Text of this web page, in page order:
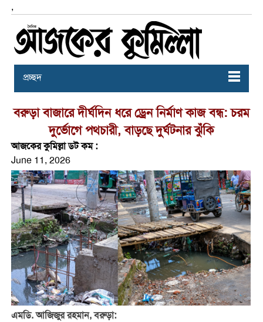
,
প্রচ্ছদ
বরুড়া বাজারে দীর্ঘদিন ধরে ড্রেন নির্মাণ কাজ বন্ধ: চরম
দুর্ভোগে পথচারী, বাড়ছে দুর্ঘটনার ঝুঁকি
আজকের কুমিল্লা ডট কম :
June 11, 2026
এমডি. আজিজুর রহমান, বরুড়া: